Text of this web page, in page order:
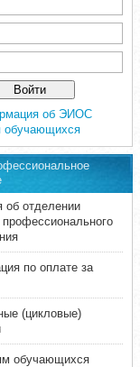
об ЭИОС
обучающихся
об отделении
профессионального
по оплате за
(цикловые)
обучающихся